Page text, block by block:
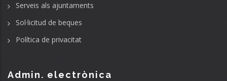
Serveis als ajuntaments
Sol·licitud de beques
Política de privacitat
Admin. electrònica